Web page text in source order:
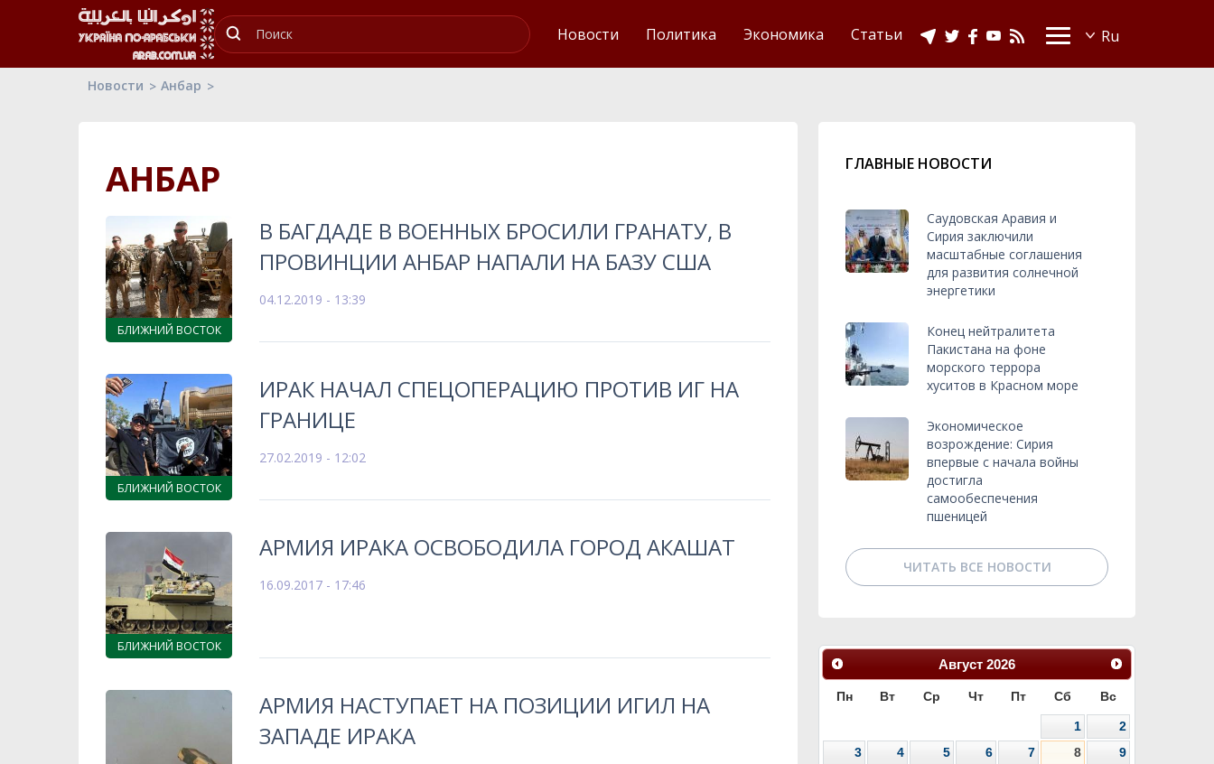
Новости Политика Экономика Статьи
Новости Анбар
АНБАР
БЛИЖНИЙ ВОСТОК
В БАГДАДЕ В ВОЕННЫХ БРОСИЛИ ГРАНАТУ, В
ПРОВИНЦИИ АНБАР НАПАЛИ НА БАЗУ США
04.12.2019 - 13:39
БЛИЖНИЙ ВОСТОК
ИРАК НАЧАЛ СПЕЦОПЕРАЦИЮ ПРОТИВ ИГ НА
ГРАНИЦЕ
27.02.2019 - 12:02
БЛИЖНИЙ ВОСТОК
АРМИЯ ИРАКА ОСВОБОДИЛА ГОРОД АКАШАТ
16.09.2017 - 17:46
АРМИЯ НАСТУПАЕТ НА ПОЗИЦИИ ИГИЛ НА
ЗАПАДЕ ИРАКА
ГЛАВНЫЕ НОВОСТИ
Саудовская Аравия и
Сирия заключили
масштабные соглашения
для развития солнечной
энергетики
Конец нейтралитета
Пакистана на фоне
морского террора
хуситов в Красном море
Экономическое
возрождение: Сирия
впервые с начала войны
достигла
самообеспечения
пшеницей
ЧИТАТЬ ВСЕ НОВОСТИ
Август 2026
Пн Вт Ср Чт Пт Сб Вс
1
2
3
4 5 6 7 8
9